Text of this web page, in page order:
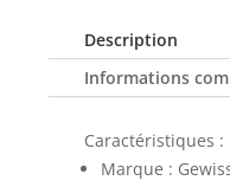
Description
Informations
Caractéristiques :
Marque :